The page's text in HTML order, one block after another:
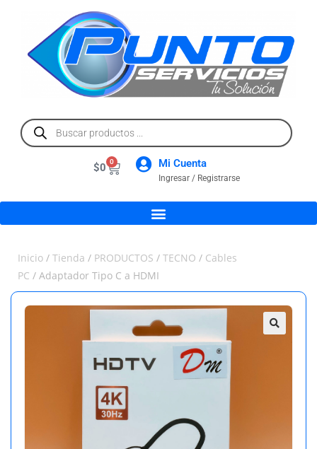
$0 0 Mi Cuenta
Ingresar / Registrarse
Inicio / Tienda / PRODUCTOS / TECNO / Cables
PC / Adaptador Tipo C a HDMI